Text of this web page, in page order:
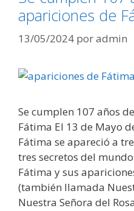
apariciones de
13/05/2024 poradmin
Se cumplen 107 años
Fátima El 13 de Mayo
Fátima se apareció a
tres secretos del
Fátima y sus
(también llamada
Nuestra Señora del